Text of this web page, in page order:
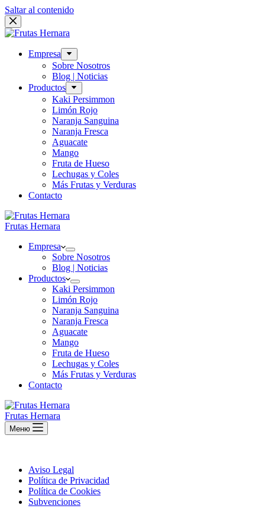
Saltar al contenido
Empresa
Sobre Nosotros
Blog | Noticias
Productos
Kaki Persimmon
Limón Rojo
Naranja Sanguina
Naranja Fresca
Aguacate
Mango
Fruta de Hueso
Lechugas y Coles
Más Frutas y Verduras
Contacto
Frutas Hernara
Empresa
Sobre Nosotros
Blog | Noticias
Productos
Kaki Persimmon
Limón Rojo
Naranja Sanguina
Naranja Fresca
Aguacate
Mango
Fruta de Hueso
Lechugas y Coles
Más Frutas y Verduras
Contacto
Frutas Hernara
Меню
Aviso Legal
Política de Privacidad
Política de Cookies
Subvenciones